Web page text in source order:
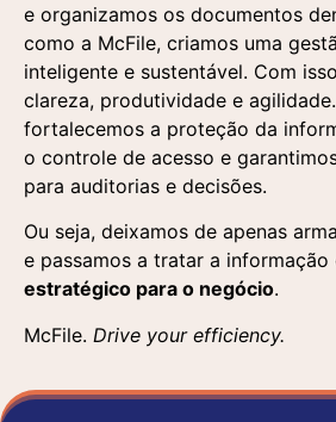
e organizamos os documentos
como a McFile, criamos uma
inteligente e sustentável. Com
clareza, produtividade e
fortalecemos a proteção da
o controle de acesso e
para auditorias e decisões.
Ou seja, deixamos de apenas
e passamos a tratar a informação
estratégico para o negócio.
McFile. Drive your efficiency.